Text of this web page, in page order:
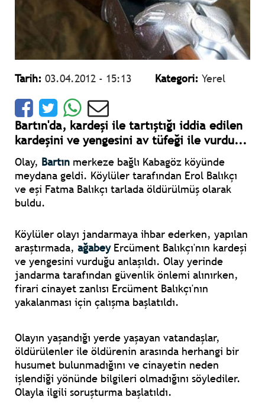
Tarih: 03.04.2012 - 15:13 Kategori: Yerel
Bartın'da, kardeşi ile tartıştığı iddia edilen
kardeşini ve yengesini av tüfeği ile vurdu...
Olay, Bartın merkeze bağlı Kabagöz köyünde
meydana geldi. Köylüler tarafından Erol Balıkçı
ve eşi Fatma Balıkçı tarlada öldürülmüş olarak
buldu.
Köylüler olayı jandarmaya ihbar ederken, yapılan
araştırmada, ağabeyErcüment Balıkçı'nın kardeşi
ve yengesini vurduğu anlaşıldı. Olay yerinde
jandarma tarafından güvenlik önlemi alınırken,
firari cinayet zanlısı Ercüment Balıkçı'nın
yakalanması için çalışma başlatıldı.
Olayın yaşandığı yerde yaşayan vatandaşlar,
öldürülenler ile öldürenin arasında herhangi bir
husumet bulunmadığını ve cinayetin neden
işlendiği yönünde bilgileri olmadığını söylediler.
Olayla ilgili soruşturma başlatıldı.